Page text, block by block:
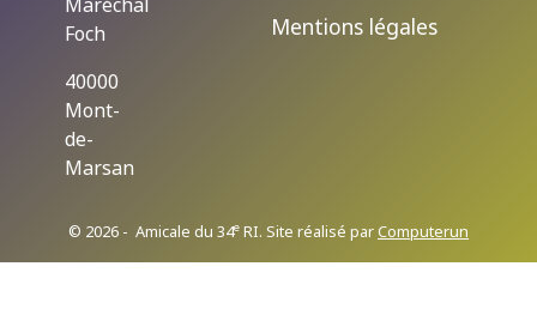
Foch
40000
Mont-
de-
Marsan
Mentions légales
© 2026 - Amicale du 34e RI. Site réalisé parComputerun